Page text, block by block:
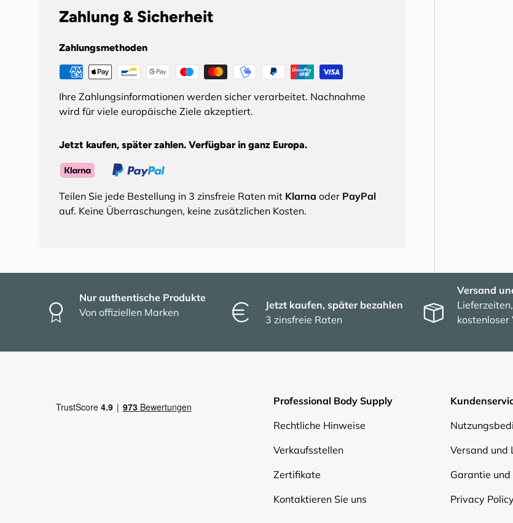
Zahlung & Sicherheit
Zahlungsmethoden
Ihre Zahlungsinformationen werden sicher verarbeitet. Nachnahme
wird für viele europäische Ziele akzeptiert.
Jetzt kaufen, später zahlen. Verfügbar in ganz Europa.
Teilen Sie jede Bestellung in 3 zinsfreie Raten mit Klarna oder PayPal
auf. Keine Überraschungen, keine zusätzlichen Kosten.
Nur authentische Produkte
Von offiziellen Marken
Jetzt kaufen, später bezahlen
3 zinsfreie Raten
Versand
kostenloser
Professional Body Supply
Rechtliche Hinweise
Verkaufsstellen
Zertifikate
Kontaktieren Sie uns
Versand und
Garantie und
Privacy